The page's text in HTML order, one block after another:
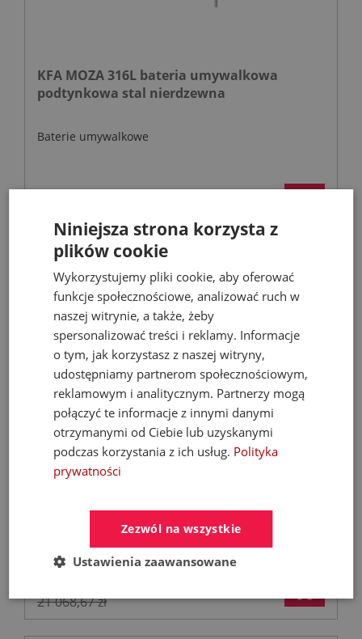
KFA MOZA 316L bateria umywalkowa
podtynkowa stal nierdzewna
Baterie umywalkowe
567,40 zł
810,57 zł
FERROLI Kocioł BIOPELLET PRO 24 KW Eco
Design
21 068,67 zł
- 53%
Niniejsza strona korzysta z
plików cookie
Wykorzystujemy pliki cookie, aby oferować
funkcje społecznościowe, analizować ruch w
naszej witrynie, a także, żeby
spersonalizować treści i reklamy. Informacje
o tym, jak korzystasz z naszej witryny,
udostępniamy partnerom społecznościowym,
reklamowym i analitycznym. Partnerzy mogą
połączyć te informacje z innymi danymi
otrzymanymi od Ciebie lub uzyskanymi
podczas korzystania z ich usług. Polityka
prywatności
Zezwól na wszystkie
Ustawienia zaawansowane